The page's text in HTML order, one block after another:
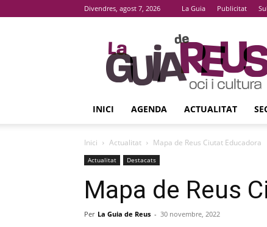
Divendres, agost 7, 2026 La Guia Publicitat
La
Guia
De
Reus
INICI AGENDA ACTUALITAT
Inici Actualitat Mapa de Reus Ciutat Educadora
Actualitat Destacats
Mapa de Reus
Per La Guia de Reus - 30 novembre, 2022